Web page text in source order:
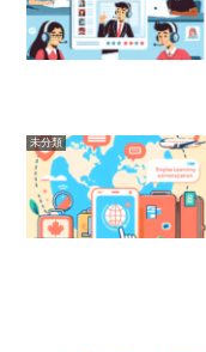
未分類